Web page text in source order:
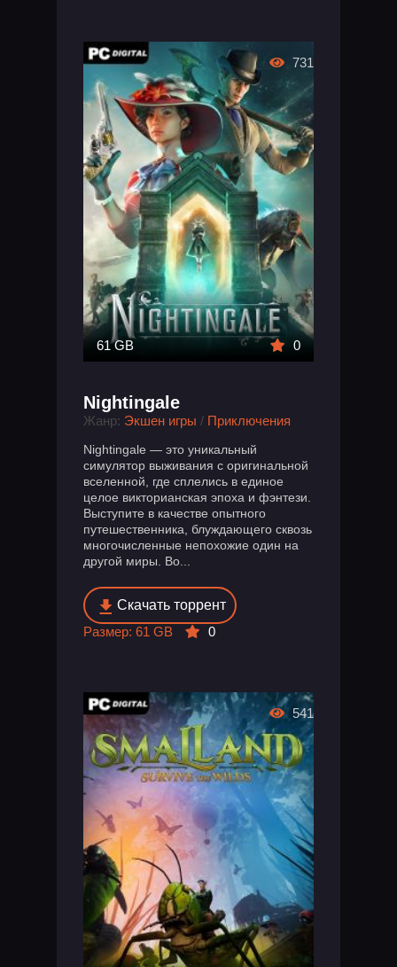
61 GB 0
Nightingale
Жанр: Экшен игры / Приключения
Nightingale — это уникальный
симулятор выживания с оригинальной
вселенной, где сплелись в единое
целое викторианская эпоха и фэнтези.
Выступите в качестве опытного
путешественника, блуждающего сквозь
многочисленные непохожие один на
другой миры. Во...
Скачать торрент
Размер: 61 GB
0
731
541